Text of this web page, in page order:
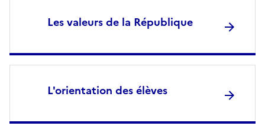
Les valeurs de la République
L'orientation des élèves